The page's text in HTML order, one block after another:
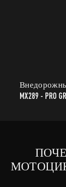
MX289 - PRO